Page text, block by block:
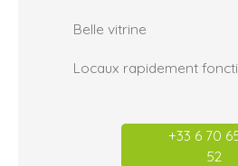
Belle vitrine
Locaux rapidement
+33 6 70
52